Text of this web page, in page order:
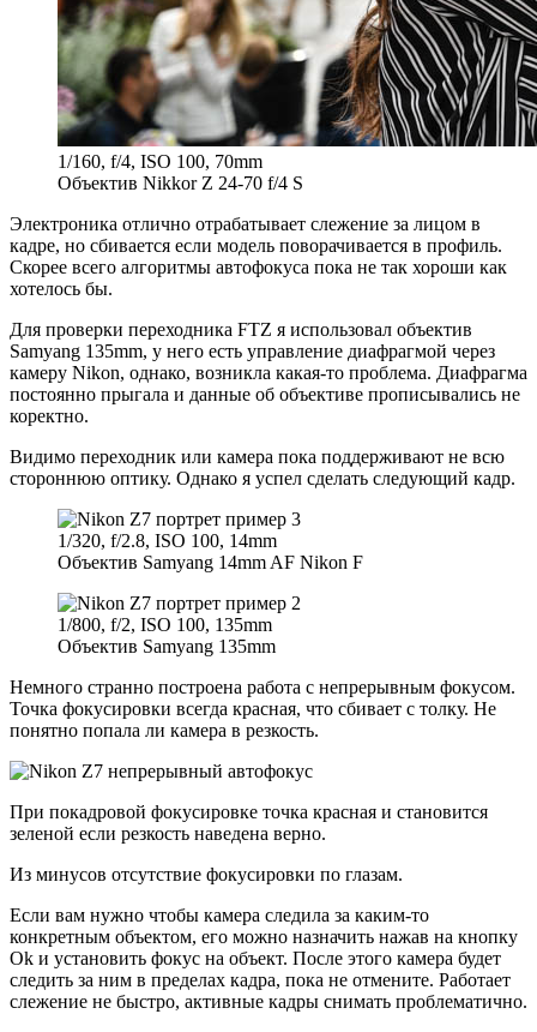
1/160, f/4, ISO 100, 70mm
Объектив Nikkor Z 24-70 f/4 S
Электроника отлично отрабатывает слежение за лицом в
кадре, но сбивается если модель поворачивается в профиль.
Скорее всего алгоритмы автофокуса пока не так хороши как
хотелось бы.
Для проверки переходника FTZ я использовал объектив
Samyang 135mm, у него есть управление диафрагмой через
камеру Nikon, однако, возникла какая-то проблема. Диафрагма
постоянно прыгала и данные об объективе прописывались не
коректно.
Видимо переходник или камера пока поддерживают не всю
стороннюю оптику. Однако я успел сделать следующий кадр.
1/320, f/2.8, ISO 100, 14mm
Объектив Samyang 14mm AF Nikon F
1/800, f/2, ISO 100, 135mm
Объектив Samyang 135mm
Немного странно построена работа с непрерывным фокусом.
Точка фокусировки всегда красная, что сбивает с толку. Не
понятно попала ли камера в резкость.
При покадровой фокусировке точка красная и становится
зеленой если резкость наведена верно.
Из минусов отсутствие фокусировки по глазам.
Если вам нужно чтобы камера следила за каким-то
конкретным объектом, его можно назначить нажав на кнопку
Ok и установить фокус на объект. После этого камера будет
следить за ним в пределах кадра, пока не отмените. Работает
слежение не быстро, активные кадры снимать проблематично.